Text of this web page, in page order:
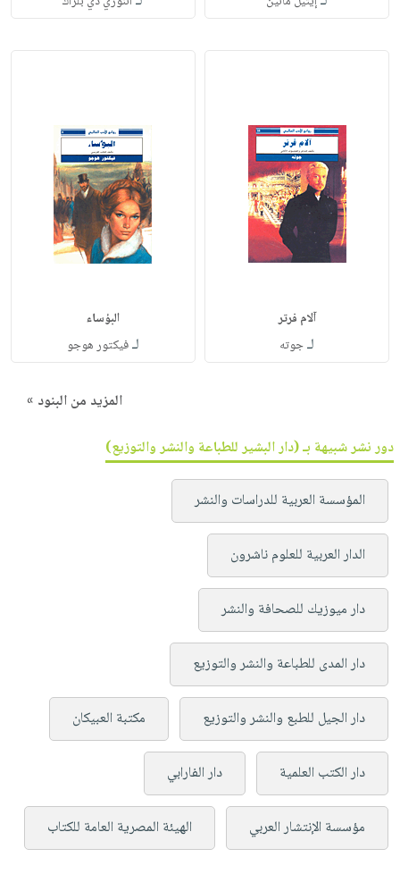
آلام فرتر
لـجوته
البؤساء
لـفيكتور هوجو
المزيد من البنود »
دور نشر شبيهة بـ (دار البشير للطباعة والنشر والتوزيع)
المؤسسة العربية للدراسات والنشر
الدار العربية للعلوم ناشرون
دار ميوزيك للصحافة والنشر
دار المدى للطباعة والنشر والتوزيع
دار الجيل للطبع والنشر والتوزيع مكتبة العبيكان
دار الكتب العلمية دار الفارابي
مؤسسة الإنتشار العربي الهيئة المصرية العامة للكتاب